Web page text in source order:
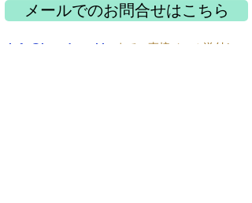
メールでのお問合せはこちら
info@lunadental.jp まで、直接メ
ール送付し